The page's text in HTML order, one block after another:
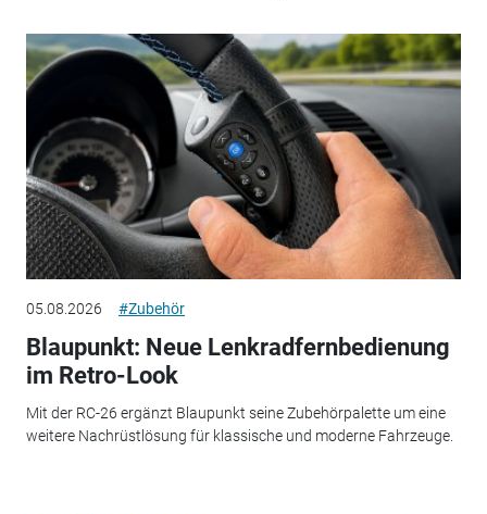
05.08.2026 #Zubehör
Blaupunkt: Neue Lenkradfernbedienung
im Retro-Look
Mit der RC-26 ergänzt Blaupunkt seine Zubehörpalette um eine
weitere Nachrüstlösung für klassische und moderne Fahrzeuge.